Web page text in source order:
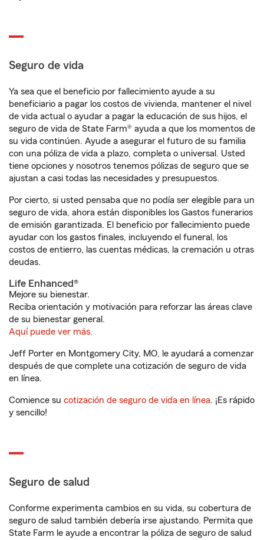
Seguro de vida
Ya sea que el beneficio por fallecimiento ayude a su
beneficiario a pagar los costos de vivienda, mantener el nivel
de vida actual o ayudar a pagar la educación de sus hijos, el
seguro de vida de State Farm® ayuda a que los momentos de
su vida continúen. Ayude a asegurar el futuro de su familia
con una póliza de vida a plazo, completa o universal. Usted
tiene opciones y nosotros tenemos pólizas de seguro que se
ajustan a casi todas las necesidades y presupuestos.
Por cierto, si usted pensaba que no podía ser elegible para un
seguro de vida, ahora están disponibles los Gastos funerarios
de emisión garantizada. El beneficio por fallecimiento puede
ayudar con los gastos finales, incluyendo el funeral, los
costos de entierro, las cuentas médicas, la cremación u otras
deudas.
Life Enhanced®
Mejore su bienestar.
Reciba orientación y motivación para reforzar las áreas clave
de su bienestar general.
Aquí puede ver más.
Jeff Porter en Montgomery City, MO, le ayudará a comenzar
después de que complete una cotización de seguro de vida
en línea.
Comience su cotización de seguro de vida en línea. ¡Es rápido
y sencillo!
Seguro de salud
Conforme experimenta cambios en su vida, su cobertura de
seguro de salud también debería irse ajustando. Permita que
State Farm le ayude a encontrar la póliza de seguro de salud